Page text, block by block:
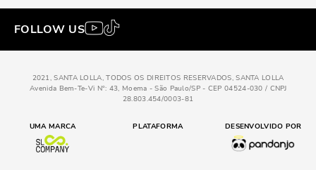
Porta cartao material onca natural
FOLLOW US
2021, SANTA LOLLA, TODOS OS DIREITOS RESERVADOS, SANTA LOLLA
Avenida Bem-Te-Vi N°: 43, Moema - São Paulo/SP - CEP 04524-030 / CNPJ
28.803.454/0003-81
UMA MARCA PLATAFORMA DESENVOLVIDO POR